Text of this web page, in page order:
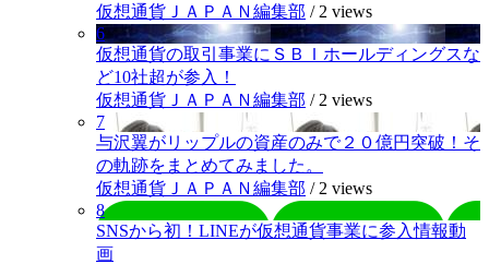
仮想通貨ＪＡＰＡＮ編集部 / 2 views
6
仮想通貨の取引事業にＳＢＩホールディングスな
ど10社超が参入！
仮想通貨ＪＡＰＡＮ編集部 / 2 views
7
与沢翼がリップルの資産のみで２０億円突破！そ
の軌跡をまとめてみました。
仮想通貨ＪＡＰＡＮ編集部 / 2 views
8
SNSから初！LINEが仮想通貨事業に参入情報動
画